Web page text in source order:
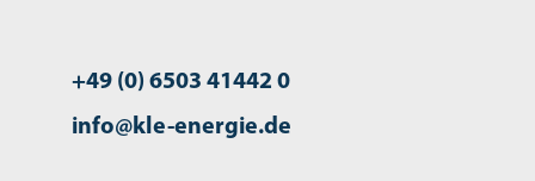
+49 (0) 6503 41442 0
info@kle-energie.de